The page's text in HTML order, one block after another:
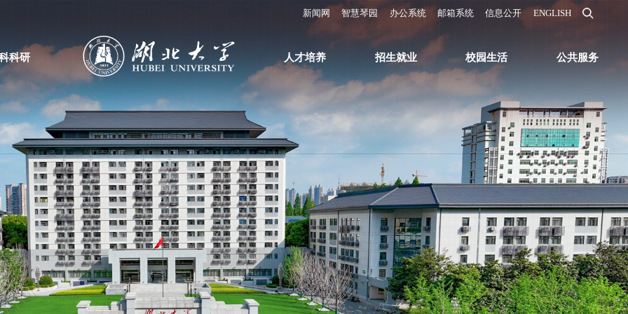
新闻网 智慧琴园 办公系统 邮箱系统 信息公开 ENGLISH
科研 人才培养 招生就业 校园生活 公共服务